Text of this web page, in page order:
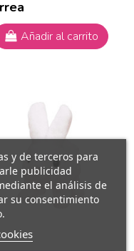
Añadir al carrito
y de terceros para
publicidad
el análisis de
su consentimiento